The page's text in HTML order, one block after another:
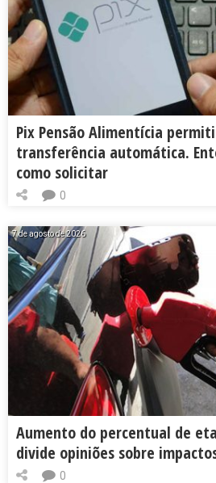
Pix Pensão Alimentícia
transferência automática.
como solicitar
0
7 de agosto de 2026
Aumento do percentual de
divide opiniões sobre
0